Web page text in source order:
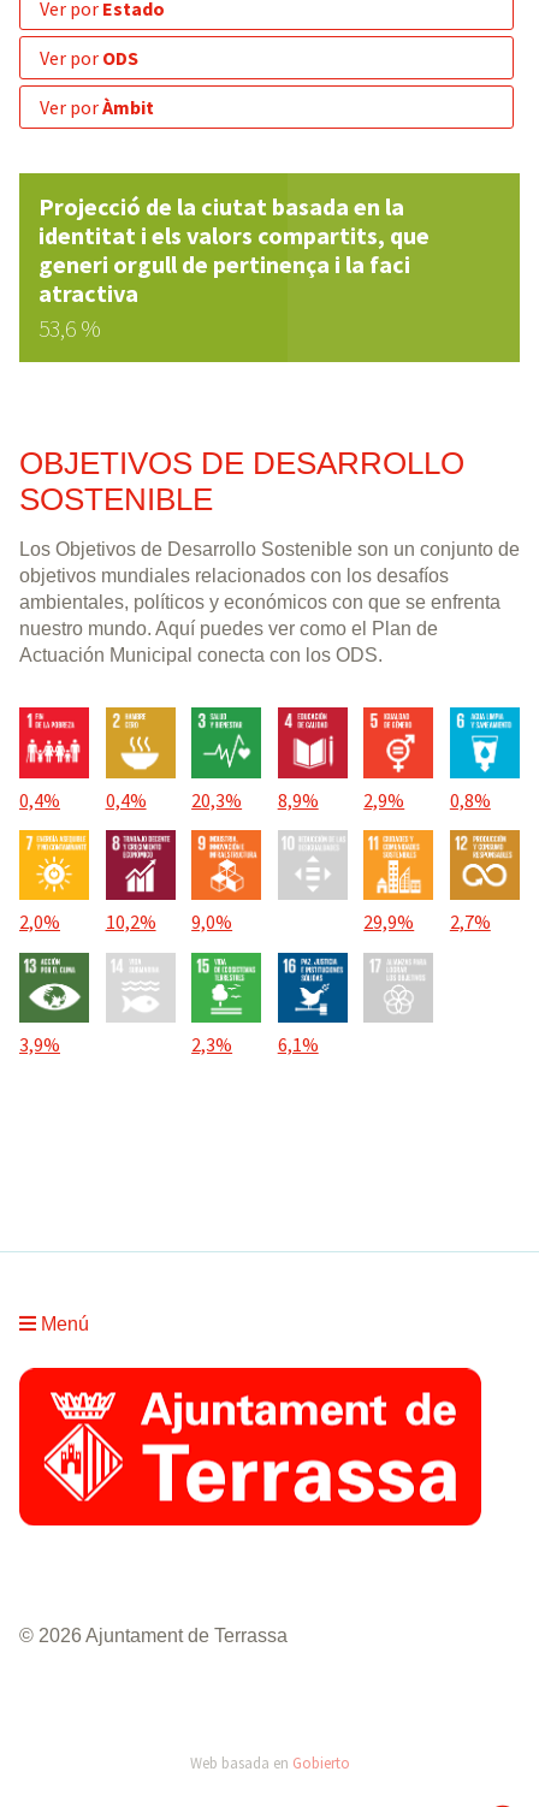
ver por Estado
ver por ODS
ver porÀmbit
Projecció de la ciutat basada en la
identitat i els valors compartits, que
generi orgull de pertinença i la faci
atractiva
53,6 %
OBJETIVOS DE DESARROLLO
SOSTENIBLE
Los Objetivos de Desarrollo Sostenible son un conjunto de
objetivos mundiales relacionados con los desafíos
ambientales, políticos y económicos con que se enfrenta
nuestro mundo. Aquí puedes ver como el Plan de
Actuación Municipal conecta con los ODS.
0,4% 0,4% 20,3% 8,9% 2,9% 0,8%
2,0% 10,2% 9,0% 29,9% 2,7%
3,9% 2,3% 6,1%
Menú
© 2026 Ajuntament de Terrassa
Web basada en Gobierto